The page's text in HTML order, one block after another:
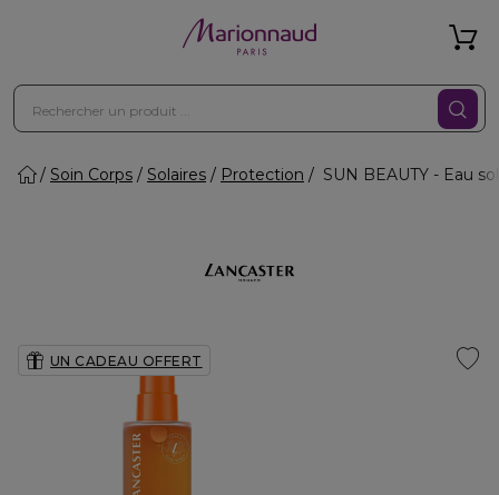
Soin Corps Solaires Protection SUN BEAUTY - Eau
UN CADEAU OFFERT